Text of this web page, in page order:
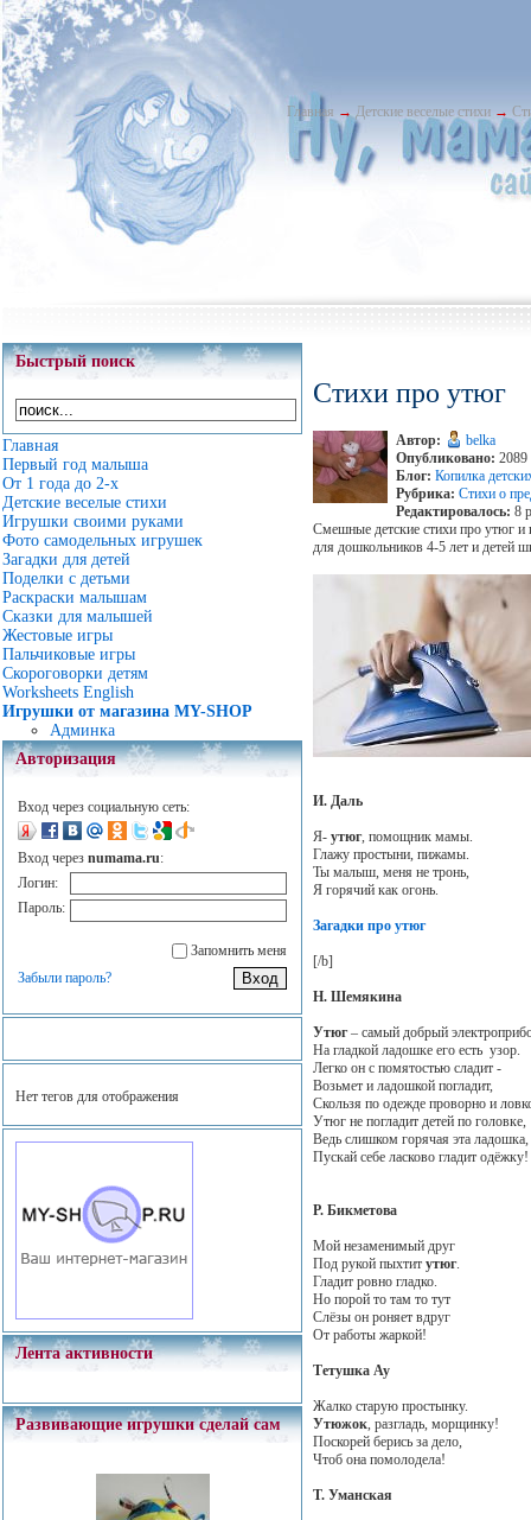
Главная → Детские веселые стихи →
Быстрый поиск
Главная
Первый год малыша
От 1 года до 2-х
Детские веселые стихи
Игрушки своими руками
Фото самодельных игрушек
Загадки для детей
Поделки с детьми
Раскраски малышам
Сказки для малышей
Жестовые игры
Пальчиковые игры
Скороговорки детям
Worksheets English
Игрушки от магазина MY-SHOP
Админка
Авторизация
Вход через социальную сеть:
Вход через numama.ru:
Логин:
Пароль:
Запомнить меня
Забыли пароль?
Нет тегов для отображения
Лента активности
Развивающие игрушки сделай сам
Стихи про утюг
Автор:
belka
Опубликовано: 2089
Блог: Копилка
Рубрика: Стихи о
Редактировалось: 8
Смешные детские стихи про утюг и
для дошкольников 4-5 лет и детей
И. Даль
Я- утюг, помощник мамы.
Глажу простыни, пижамы.
Ты малыш, меня не тронь,
Я горячий как огонь.
Загадки про утюг
[/b]
Н. Шемякина
Утюг– самый добрый
На гладкой ладошке его есть узор.
Легко он с помятостью сладит -
Возьмет и ладошкой погладит,
Скользя по одежде проворно и
Утюг не погладит детей по головке,
Ведь слишком горячая эта ладошка,
Пускай себе ласково гладит одёжку!
Р. Бикметова
Мой незаменимый друг
Под рукой пыхтит утюг.
Гладит ровно гладко.
Но порой то там то тут
Слёзы он роняет вдруг
От работы жаркой!
Тетушка Ау
Жалко старую простынку.
Утюжок, разгладь, морщинку!
Поскорей берись за дело,
Чтоб она помолодела!
Т. Уманская